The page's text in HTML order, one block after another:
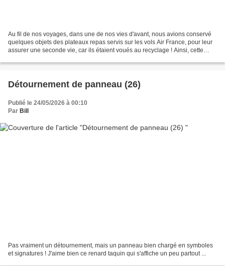
Au fil de nos voyages, dans une de nos vies d'avant, nous avions conservé
quelques objets des plateaux repas servis sur les vols Air France, pour leur
assurer une seconde vie, car ils étaient voués au recyclage ! Ainsi, cette
Détournement de panneau (26)
Publié le 24/05/2026 à 00:10
Par Bill
Pas vraiment un détournement, mais un panneau bien chargé en symboles
et signatures ! J'aime bien ce renard taquin qui s'affiche un peu partout ...